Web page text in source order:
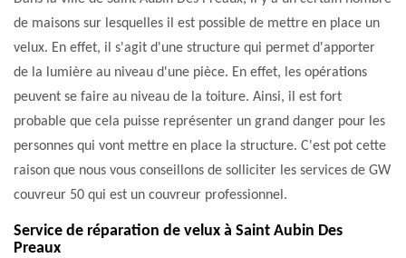
de maisons sur lesquelles il est possible de mettre en place un
velux. En effet, il s'agit d'une structure qui permet d'apporter
de la lumière au niveau d'une pièce. En effet, les opérations
peuvent se faire au niveau de la toiture. Ainsi, il est fort
probable que cela puisse représenter un grand danger pour les
personnes qui vont mettre en place la structure. C'est pot cette
raison que nous vous conseillons de solliciter les services de GW
couvreur 50 qui est un couvreur professionnel.
Service de réparation de velux à Saint Aubin Des
Preaux